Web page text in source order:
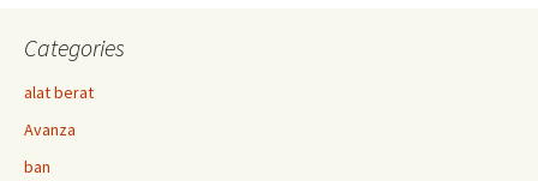
Categories
alat berat
Avanza
ban